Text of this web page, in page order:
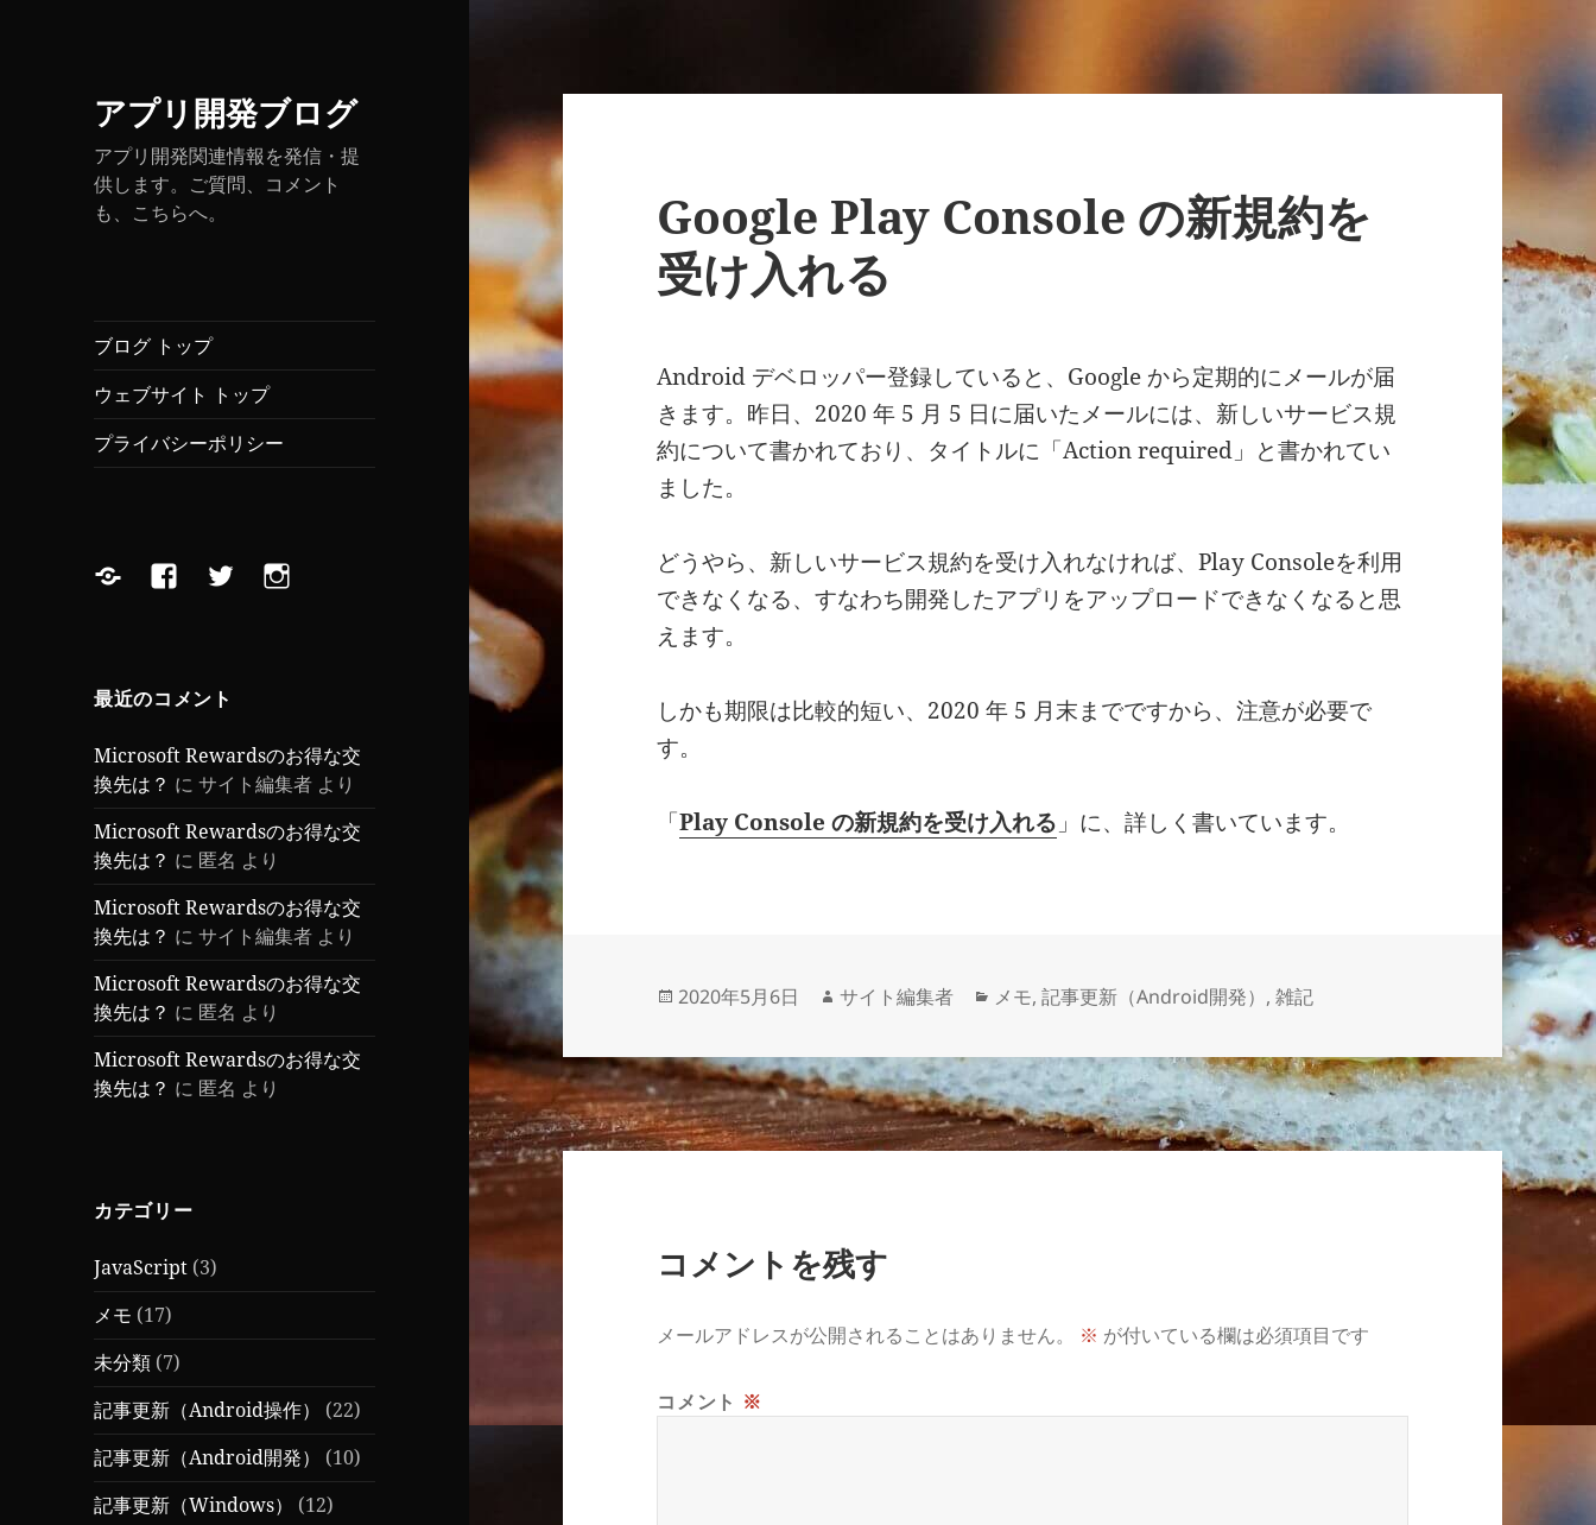
アプリ開発ブログ
アプリ開発関連情報を発信・提
供します。ご質問、コメント
も、こちらへ。
ブログ トップ
ウェブサイト トップ
プライバシーポリシー
Yelp FacebookTwitterInstagram
最近のコメント
Microsoft Rewardsのお得な交
換先は？ にサイト編集者 より
Microsoft Rewardsのお得な交
換先は？ に 匿名 より
Microsoft Rewardsのお得な交
換先は？ にサイト編集者 より
Microsoft Rewardsのお得な交
換先は？ に 匿名 より
Microsoft Rewardsのお得な交
換先は？ に 匿名 より
カテゴリー
JavaScript (3)
メモ (17)
未分類 (7)
記事更新（Android操作）
(22)
記事更新（Android開発）
(10)
記事更新（Windows）
(12)
Google Play Console の新規約を
受け入れる
Android デベロッパー登録していると、Google から定期的にメールが届
きます。昨日、2020 年 5 月 5 日に届いたメールには、新しいサービス規
約について書かれており、タイトルに「Action required」と書かれてい
ました。
どうやら、新しいサービス規約を受け入れなければ、Play Consoleを利用
できなくなる、すなわち開発したアプリをアップロードできなくなると思
えます。
しかも期限は比較的短い、2020 年 5 月末までですから、注意が必要で
す。
「Play Console の新規約を受け入れる 」に、詳しく書いています。
投
日:
2020年5月6日
作
者
サイト編集者
カ
ゴ
リ
ー
メモ,記事更新（Android開発） ,雑記
コメントを残す
メールアドレスが公開されることはありません。 ※ が付いている欄は必須項目です
コメント ※